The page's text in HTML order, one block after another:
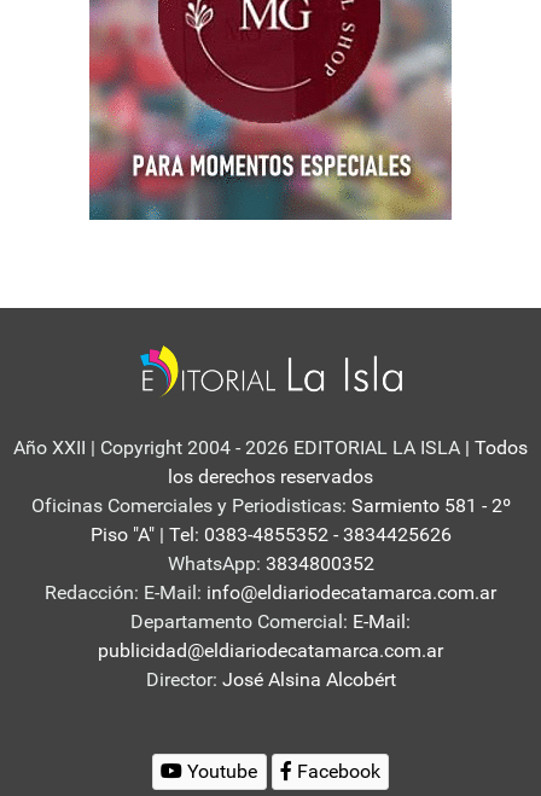
Año XXII | Copyright 2004 - 2026 EDITORIAL LA ISLA | Todos
los derechos reservados
Oficinas Comerciales y Periodisticas: Sarmiento 581 - 2º
Piso "A" | Tel: 0383-4855352 - 3834425626
WhatsApp: 3834800352
Redacción: E-Mail: info@eldiariodecatamarca.com.ar
Departamento Comercial: E-Mail:
publicidad@eldiariodecatamarca.com.ar
Director: José Alsina Alcobért
Youtube Facebook